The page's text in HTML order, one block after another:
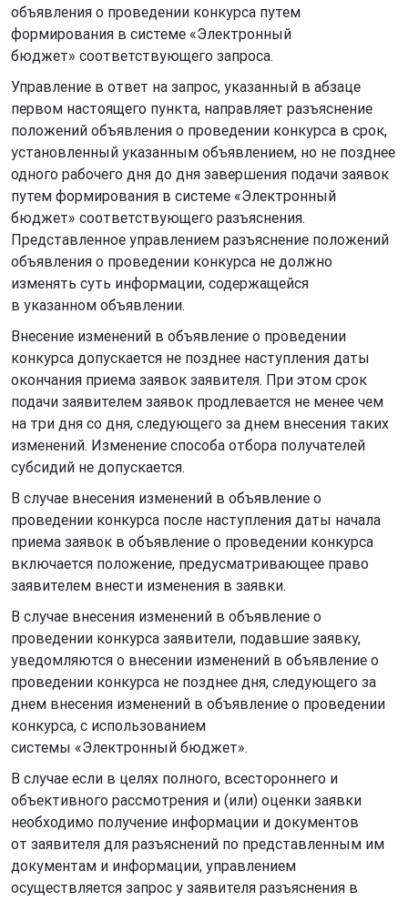
объявления о проведении конкурса путем
формирования в системе «Электронный
бюджет» соответствующего запроса.
Управление в ответ на запрос, указанный в абзаце
первом настоящего пункта, направляет разъяснение
положений объявления о проведении конкурса в срок,
установленный указанным объявлением, но не позднее
одного рабочего дня до дня завершения подачи заявок
путем формирования в системе «Электронный
бюджет» соответствующего разъяснения.
Представленное управлением разъяснение положений
объявления о проведении конкурса не должно
изменять суть информации, содержащейся
в указанном объявлении.
Внесение изменений в объявление о проведении
конкурса допускается не позднее наступления даты
окончания приема заявок заявителя. При этом срок
подачи заявителем заявок продлевается не менее чем
на три дня со дня, следующего за днем внесения таких
изменений. Изменение способа отбора получателей
субсидий не допускается.
В случае внесения изменений в объявление о
проведении конкурса после наступления даты начала
приема заявок в объявление о проведении конкурса
включается положение, предусматривающее право
заявителем внести изменения в заявки.
В случае внесения изменений в объявление о
проведении конкурса заявители, подавшие заявку,
уведомляются о внесении изменений в объявление о
проведении конкурса не позднее дня, следующего за
днем внесения изменений в объявление о проведении
конкурса, с использованием
системы «Электронный бюджет».
В случае если в целях полного, всестороннего и
объективного рассмотрения и (или) оценки заявки
необходимо получение информации и документов
от заявителя для разъяснений по представленным им
документам и информации, управлением
осуществляется запрос у заявителя разъяснения в